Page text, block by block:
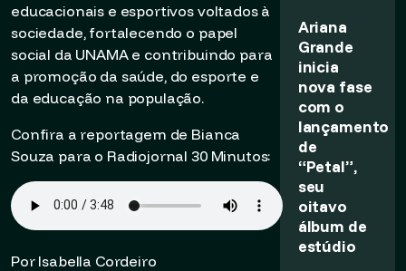
educacionais e esportivos voltados à
sociedade, fortalecendo o papel
social da UNAMA e contribuindo para
a promoção da saúde, do esporte e
da educação na população.
Confira a reportagem de Bianca
Souza para o Radiojornal 30 Minutos:
Por Isabella Cordeiro
Ariana
Grande
inicia
nova fase
com o
lançamento
de
“Petal”,
seu
oitavo
álbum de
estúdio